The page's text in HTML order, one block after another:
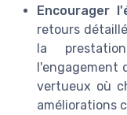
Encourager
retours
la
l'engagement
vertueux où
améliorations